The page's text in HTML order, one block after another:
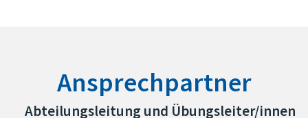
Ansprechpartner
Abteilungsleitung und Übungsleiter/innen